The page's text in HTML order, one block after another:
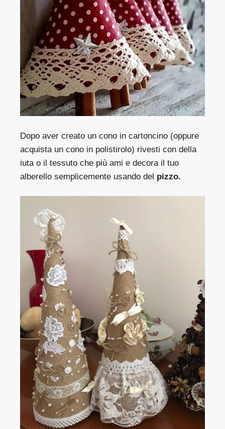
Dopo aver creato un cono in cartoncino (oppure
acquista un cono in polistirolo) rivesti con della
iuta o il tessuto che più ami e decora il tuo
alberello semplicemente usando del pizzo.